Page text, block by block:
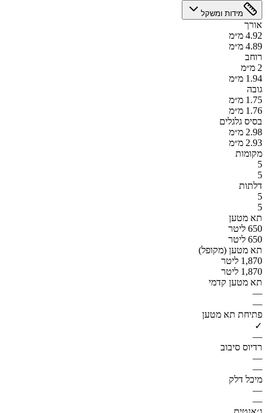
מידות ומשקל
אורך
4.92 מ״מ
4.89 מ״מ
רוחב
2 מ״מ
1.94 מ״מ
גובה
1.75 מ״מ
1.76 מ״מ
בסיס גלגלים
2.98 מ״מ
2.93 מ״מ
מקומות
5
5
דלתות
5
5
תא מטען
650 ליטר
650 ליטר
תא מטען (מקופל)
1,870 ליטר
1,870 ליטר
תא מטען קדמי
—
—
פתיחת תא מטען
✓
—
רדיוס סיבוב
—
—
מיכל דלק
—
—